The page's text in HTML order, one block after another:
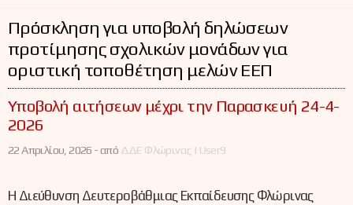
Πρόσκληση για υποβολή δηλώσεων
προτίμησης σχολικών μονάδων για
οριστική τοποθέτηση μελών ΕΕΠ
Υποβολή αιτήσεων μέχρι την Παρασκευή 24-4-
2026
22 Απριλίου, 2026 -από ΔΔΕ Φλώρινας | User9
Η Διεύθυνση Δευτεροβάθμιας Εκπαίδευσης Φλώρινας